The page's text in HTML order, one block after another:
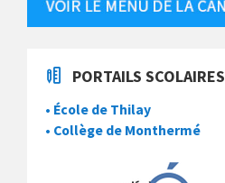
PORTAILS SCOLAIRES
• École de Thilay
• Collège de Monthermé